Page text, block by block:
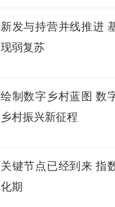
新发与持营并线推进
现弱复苏
绘制数字乡村蓝图 数
乡村振兴新征程
关键节点已经到来 指
化期